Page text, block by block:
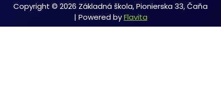
Copyright © 2026 Základná škola, Pionierska 33, Čaňa
| Powered byFlavita